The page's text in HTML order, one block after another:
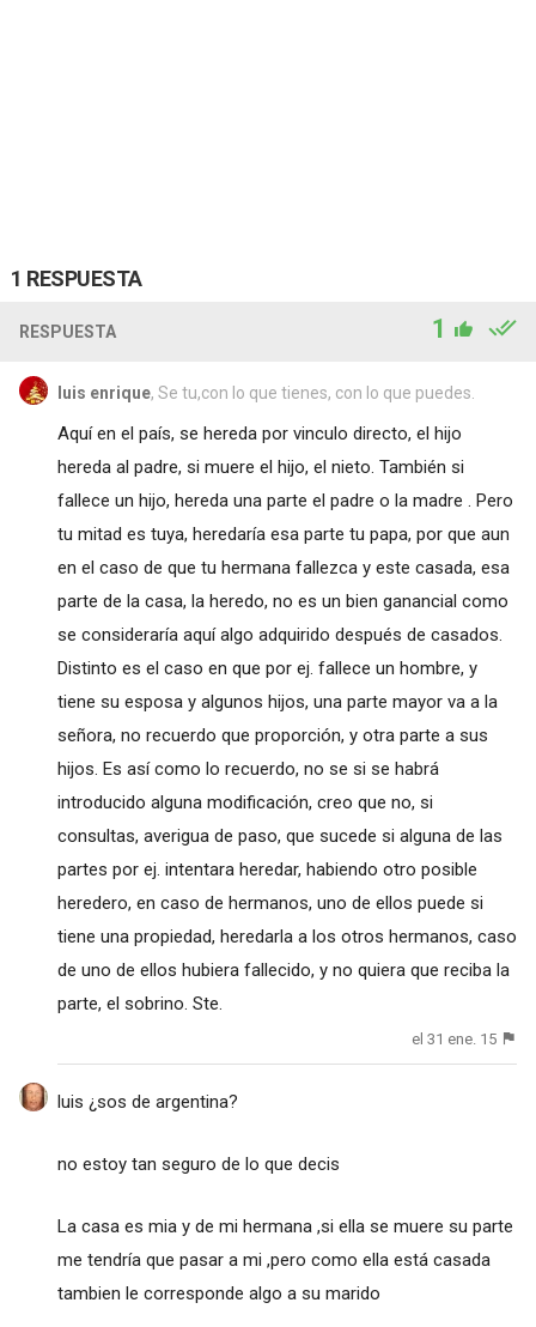
1 RESPUESTA
RESPUESTA 1
luis enrique, Se tu,con lo que tienes, con lo que puedes.
Aquí en el país, se hereda por vinculo directo, el hijo
hereda al padre, si muere el hijo, el nieto. También si
fallece un hijo, hereda una parte el padre o la madre . Pero
tu mitad es tuya, heredaría esa parte tu papa, por que aun
en el caso de que tu hermana fallezca y este casada, esa
parte de la casa, la heredo, no es un bien ganancial como
se consideraría aquí algo adquirido después de casados.
Distinto es el caso en que por ej. fallece un hombre, y
tiene su esposa y algunos hijos, una parte mayor va a la
señora, no recuerdo que proporción, y otra parte a sus
hijos. Es así como lo recuerdo, no se si se habrá
introducido alguna modificación, creo que no, si
consultas, averigua de paso, que sucede si alguna de las
partes por ej. intentara heredar, habiendo otro posible
heredero, en caso de hermanos, uno de ellos puede si
tiene una propiedad, heredarla a los otros hermanos, caso
de uno de ellos hubiera fallecido, y no quiera que reciba la
parte, el sobrino. Ste.
el 31 ene. 15
luis ¿sos de argentina?
no estoy tan seguro de lo que decis
La casa es mia y de mi hermana ,si ella se muere su parte
me tendría que pasar a mi ,pero como ella está casada
tambien le corresponde algo a su marido